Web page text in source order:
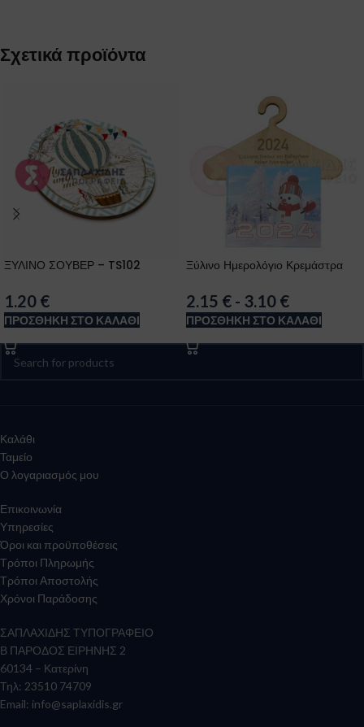
Σχετικά προϊόντα
ΞΥΛΙΝΟ ΣΟΥΒΕΡ – TS102
1.20 €
ΠΡΟΣΘΉΚΗ ΣΤΟ ΚΑΛΆΘΙ
Ξύλινο Ημερολόγιο Κρεμάστρα
2.15 € - 3.10 €
ΠΡΟΣΘΉΚΗ ΣΤΟ ΚΑΛΆΘΙ
Καλάθι
Ταμείο
Ο λογαριασμός μου
Επικοινωνία
Υπηρεσίες
Όροι και προϋποθέσεις
Τρόποι Πληρωμής
Τρόποι Αποστολής
Χρόνοι Παράδοσης
ΣΑΠΛΑΧΙΔΗΣ ΤΥΠΟΓΡΑΦΕΙΟ
Β ΠΑΡΟΔΟΣ ΕΙΡΗΝΗΣ 2
60134 – Κατερίνη
Τηλ: 23510 74709
Email: info@saplaxidis.gr